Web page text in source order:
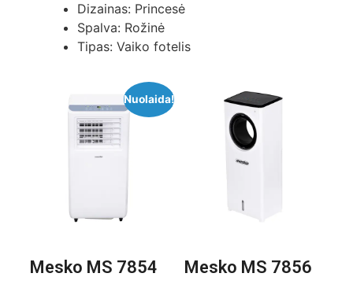
Dizainas: Princesė
Spalva: Rožinė
Tipas: Vaiko fotelis
Nuolaida!
Mesko MS 7854 Mesko MS 7856